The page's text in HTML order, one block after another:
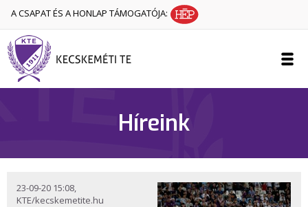
A CSAPAT ÉS A HONLAP TÁMOGATÓJA:
Híreink
23-09-20 15:08,
KTE/kecskemetite.hu